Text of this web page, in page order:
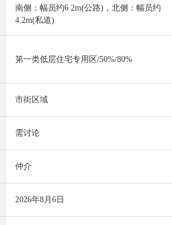
南侧：幅员约6.2m(公路)，北侧：幅员约
4.2m(私道)
第一类低层住宅专用区/50%/80%
市街区域
需讨论
仲介
2026年8月6日